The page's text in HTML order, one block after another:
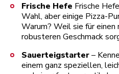
Frische Hefe Frische
Wahl, aber einige Pizza-
Warum? Weil sie für einen
robusteren Geschmack
Sauerteigstarter–
einem ganz speziellen,